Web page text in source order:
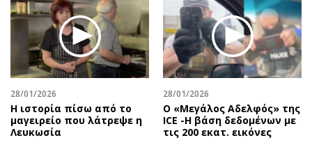
28/01/2026
Η ιστορία πίσω από το
μαγειρείο που λάτρεψε η
Λευκωσία
28/01/2026
Ο «Μεγάλος Αδελφός» της
ICE -Η βάση δεδομένων με
τις 200 εκατ. εικόνες